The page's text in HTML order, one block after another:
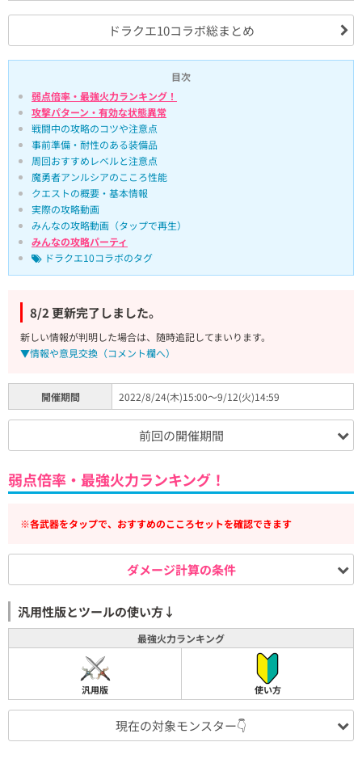
ドラクエ10コラボ総まとめ
目次
弱点倍率・最強火力ランキング！
攻撃パターン・有効な状態異常
戦闘中の攻略のコツや注意点
事前準備・耐性のある装備品
周回おすすめレベルと注意点
魔勇者アンルシアのこころ性能
クエストの概要・基本情報
実際の攻略動画
みんなの攻略動画（タップで再生）
みんなの攻略パーティ
ドラクエ10コラボのタグ
8/2 更新完了しました。
新しい情報が判明した場合は、随時追記してまいります。
▼情報や意見交換（コメント欄へ）
開催期間 2022/8/24(木)15:00～9/12(火)14:59
前回の開催期間
弱点倍率・最強火力ランキング！
※各武器をタップで、おすすめのこころセットを確認できます
ダメージ計算の条件
汎用性版とツールの使い方↓
最強火力ランキング
汎用版 使い方
現在の対象モンスター👇